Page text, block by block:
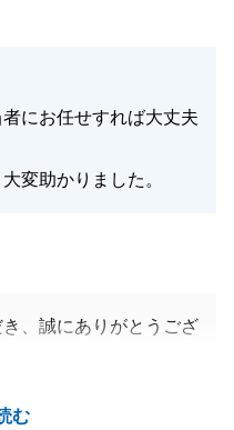
げます。
にお任せすれば大丈夫
変助かりました。
む
、誠にありがとうござ
婦のご協力の甲斐もあ